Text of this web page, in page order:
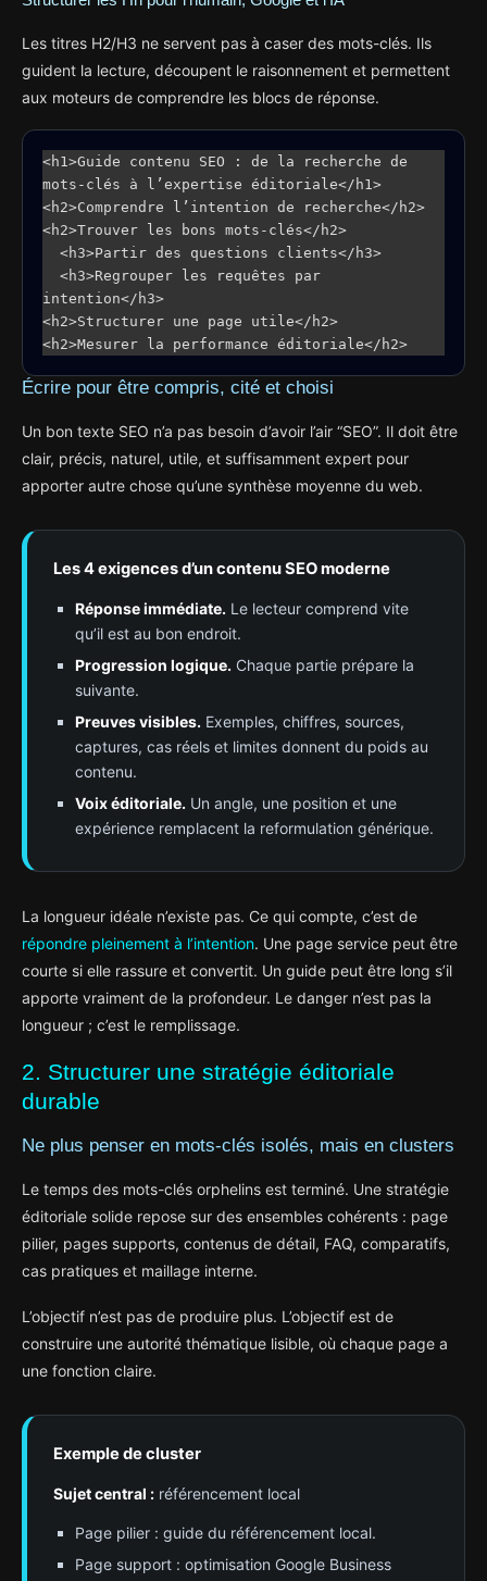
Les titres H2/H3 ne servent pas à caser des mots-clés. Ils
guident la lecture, découpent le raisonnement et permettent
aux moteurs de comprendre les blocs de réponse.
<h1>Guide contenu SEO : de la recherche de
mots-clés à l’expertise éditoriale</h1>
<h2>Comprendre l’intention de recherche</h2>
<h2>Trouver les bons mots-clés</h2>
intention</h3>
<h2>Structurer une page utile</h2>
<h2>Mesurer la performance éditoriale</h2>
Écrire pour être compris, cité et choisi
Un bon texte SEO n’a pas besoin d’avoir l’air “SEO”. Il doit être
clair, précis, naturel, utile, et suffisamment expert pour
apporter autre chose qu’une synthèse moyenne du web.
Les 4 exigences d’un contenu SEO moderne
Réponse immédiate. Le lecteur comprend vite
qu’il est au bon endroit.
Progression logique. Chaque partie prépare la
suivante.
Preuves visibles. Exemples, chiffres, sources,
captures, cas réels et limites donnent du poids au
contenu.
Voix éditoriale. Un angle, une position et une
expérience remplacent la reformulation générique.
La longueur idéale n’existe pas. Ce qui compte, c’est de
répondre pleinement à l’intention. Une page service peut être
courte si elle rassure et convertit. Un guide peut être long s’il
apporte vraiment de la profondeur. Le danger n’est pas la
longueur ; c’est le remplissage.
2. Structurer une stratégie éditoriale
durable
Ne plus penser en mots-clés isolés, mais en clusters
Le temps des mots-clés orphelins est terminé. Une stratégie
éditoriale solide repose sur des ensembles cohérents : page
pilier, pages supports, contenus de détail, FAQ, comparatifs,
cas pratiques et maillage interne.
L’objectif n’est pas de produire plus. L’objectif est de
construire une autorité thématique lisible, où chaque page a
une fonction claire.
Exemple de cluster
Sujet central : référencement local
Page pilier : guide du référencement local.
Page support : optimisation Google Business